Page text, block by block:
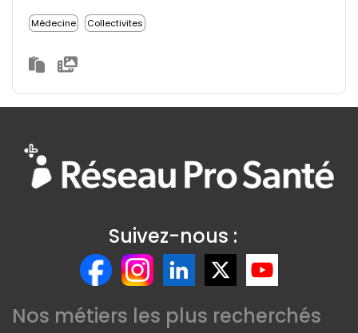
Médecine Collectivites
Suivez-nous :
Nos métiers les plus recherchés